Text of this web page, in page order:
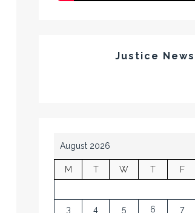
Justice News
August 2026
M T W T F
3 4 5 6 7